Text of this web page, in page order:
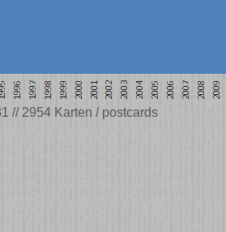
// 2954 Karten / postcards